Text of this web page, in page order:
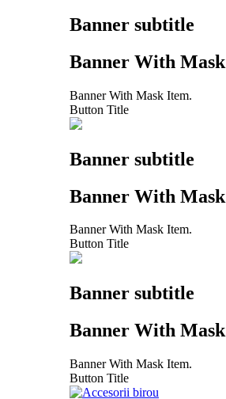
Banner subtitle
Banner With Mask
Banner With Mask Item.
Button Title
Banner subtitle
Banner With Mask
Banner With Mask Item.
Button Title
Banner subtitle
Banner With Mask
Banner With Mask Item.
Button Title